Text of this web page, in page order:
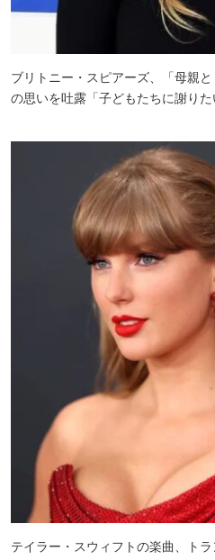
ブリトニー・スピアーズ、「母親
の思いを吐露「子どもたちに謝りた
テイラー・スウィフトの楽曲、ト